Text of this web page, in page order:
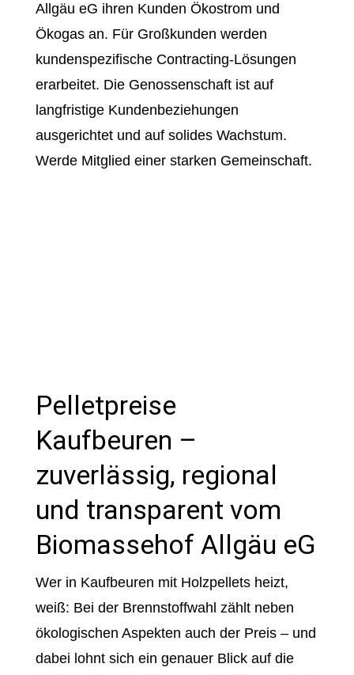
Allgäu eG ihren Kunden Ökostrom und
Ökogas an. Für Großkunden werden
kundenspezifische Contracting-Lösungen
erarbeitet. Die Genossenschaft ist auf
langfristige Kundenbeziehungen
ausgerichtet und auf solides Wachstum.
Werde Mitglied einer starken Gemeinschaft.
Pelletpreise
Kaufbeuren –
zuverlässig, regional
und transparent vom
Biomassehof Allgäu eG
Wer in Kaufbeuren mit Holzpellets heizt,
weiß: Bei der Brennstoffwahl zählt neben
ökologischen Aspekten auch der Preis – und
dabei lohnt sich ein genauer Blick auf die